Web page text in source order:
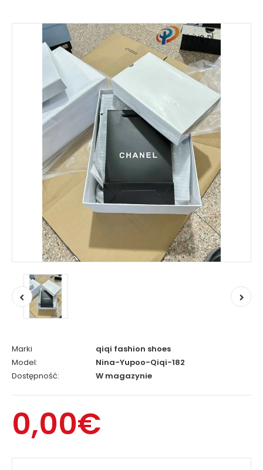
Marki
qiqi fashion shoes
Model:
Nina-Yupoo-Qiqi-182
Dostępność:
W magazynie
0,00€